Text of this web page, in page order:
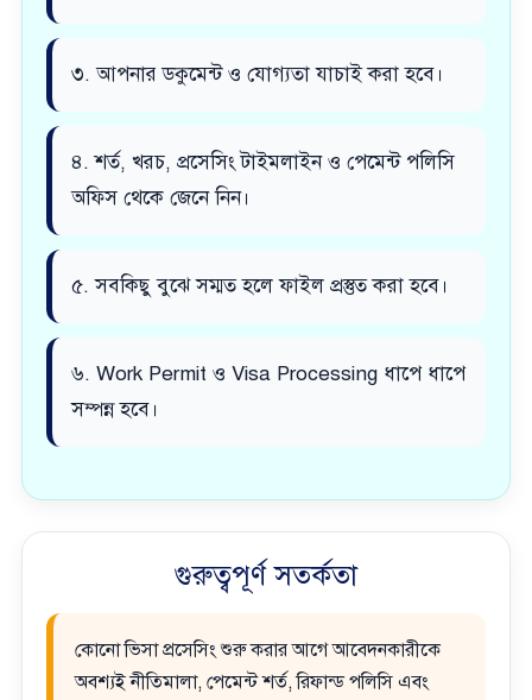
৩. আপনার ডকুমেন্ট ও যোগ্যতা যাচাই করা হবে।
৪. শর্ত, খরচ, প্রসেসিং টাইমলাইন ও পেমেন্ট পলিসি
অফিস থেকে জেনে নিন।
৫. সবকিছু বুঝে সম্মত হলে ফাইল প্রস্তুত করা হবে।
৬. Work Permit ও Visa Processing ধাপে ধাপে
সম্পন্ন হবে।
গুরুত্বপূর্ণ সতর্কতা
কোনো ভিসা প্রসেসিং শুরু করার আগে আবেদনকারীকে
অবশ্যই নীতিমালা, পেমেন্ট শর্ত, রিফান্ড পলিসি এবং